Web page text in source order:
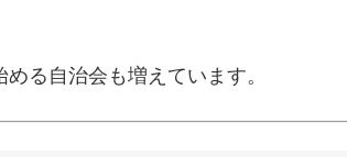
る自治会も増えています。